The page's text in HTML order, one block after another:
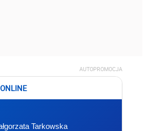
AUTOPROMOCJA
Tarkowska